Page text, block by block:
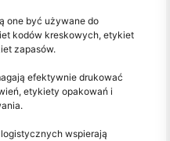
one być używane do
kodów kreskowych, etykiet
zapasów.
efektywnie drukować
etykiety opakowań i
wspierają